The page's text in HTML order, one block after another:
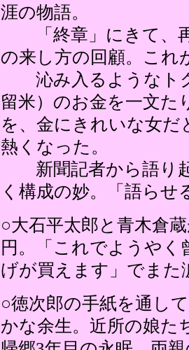
涯の物語。
「終章」にきて、再
の来し方の回顧。これ
沁み入るようなトク
留米）のお金を一
を、金にきれいな女
熱くなった。
新聞記者から語り起
く構成の妙。「語らせ
○大石平太郎と青木倉
円。「これでようや
げが買えます」でまた
○徳次郎の手紙を通し
かな余生。近所の娘